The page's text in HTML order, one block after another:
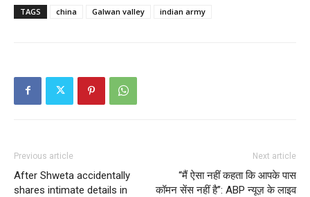
TAGS china Galwan valley indian army
Previous article
After Shweta accidentally
shares intimate details in
Next article
“मैं ऐसा नहीं कहता कि आपके पास
कॉमन सेंस नहीं है”: ABP न्यूज़ के लाइव